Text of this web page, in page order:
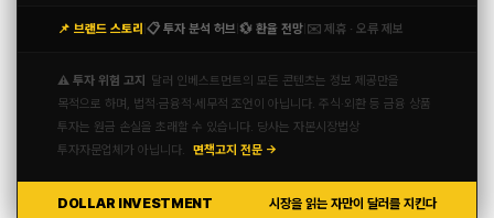
📌 브랜드 스토리 📋 투자 분석 허브 💱 환율 전망 ✉️ 제휴 · 오류 제보
⚠️ 투자 위험 고지
달러 인베스트먼트의 모든 콘텐츠는 정보 제공만을
목적으로 하며, 법적·금융적·세무적 조언이 아닙니다. 주식·외환 등 금융 상품
투자는 원금 손실을 초래할 수 있습니다. 당사는 자본시장법상
투자자문업체가 아닙니다. 면책고지 전문 →
DOLLAR INVESTMENT 시장을 읽는 자만이 달러를 지킨다